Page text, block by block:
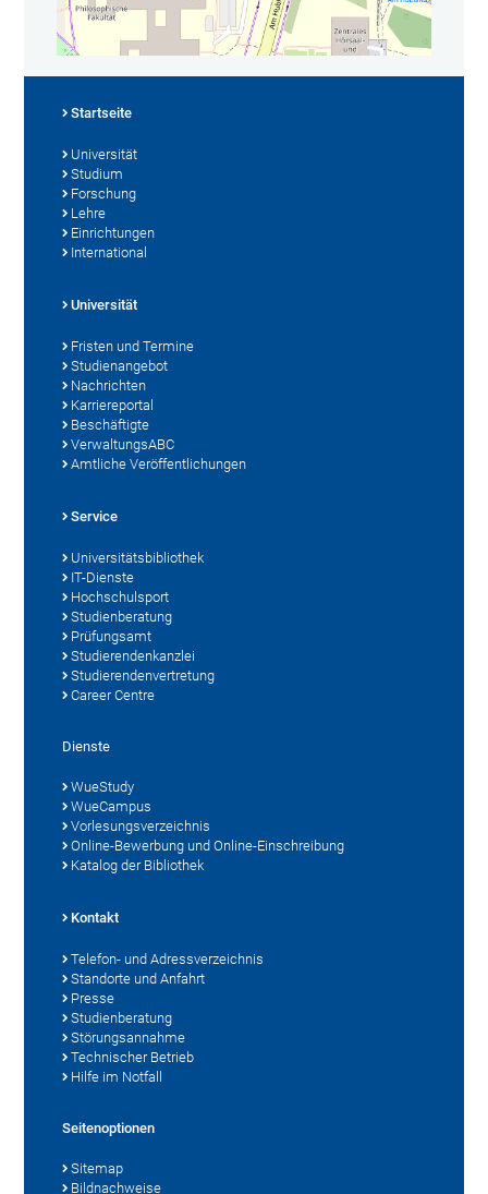
Startseite
Universität
Studium
Forschung
Lehre
Einrichtungen
International
Universität
Fristen und Termine
Studienangebot
Nachrichten
Karriereportal
Beschäftigte
VerwaltungsABC
Amtliche Veröffentlichungen
Service
Universitätsbibliothek
IT-Dienste
Hochschulsport
Studienberatung
Prüfungsamt
Studierendenkanzlei
Studierendenvertretung
Career Centre
Dienste
WueStudy
WueCampus
Vorlesungsverzeichnis
Online-Bewerbung und Online-Einschreibung
Katalog der Bibliothek
Kontakt
Telefon- und Adressverzeichnis
Standorte und Anfahrt
Presse
Studienberatung
Störungsannahme
Technischer Betrieb
Hilfe im Notfall
Seitenoptionen
Sitemap
Bildnachweise